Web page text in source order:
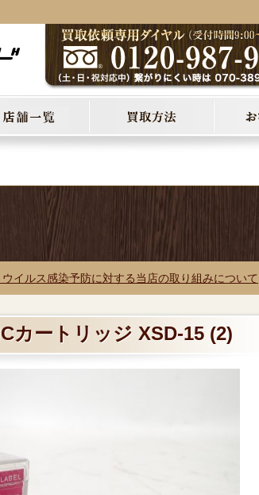
ウイルス感染予防に対する当店の取り組みについて
カートリッジ XSD-15 (2)